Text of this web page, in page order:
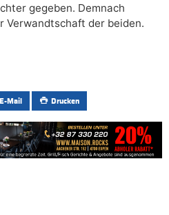
gegeben. Demnach
Verwandtschaft der beiden.
E-Mail Drucken